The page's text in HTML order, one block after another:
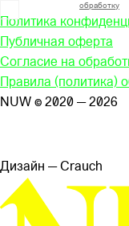
обработку
Политика
Публичная оферта
Согласие на
Правила (политика)
NUW © 2020 — 2026
Дизайн — Сrauch